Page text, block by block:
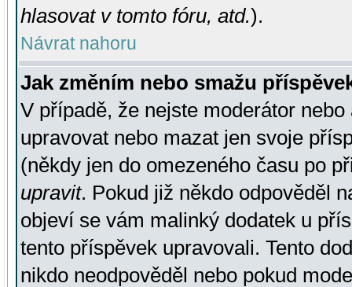
hlasovat v tomto fóru, atd.).
Návrat nahoru
Jak změním nebo smažu
V případě, že nejste moderátor
upravovat nebo mazat jen svoje
(někdy jen do omezeného času po
upravit. Pokud již někdo odpověděl
objeví se vám malinký dodatek u
tento příspěvek upravovali. Tento
nikdo neodpověděl nebo pokud